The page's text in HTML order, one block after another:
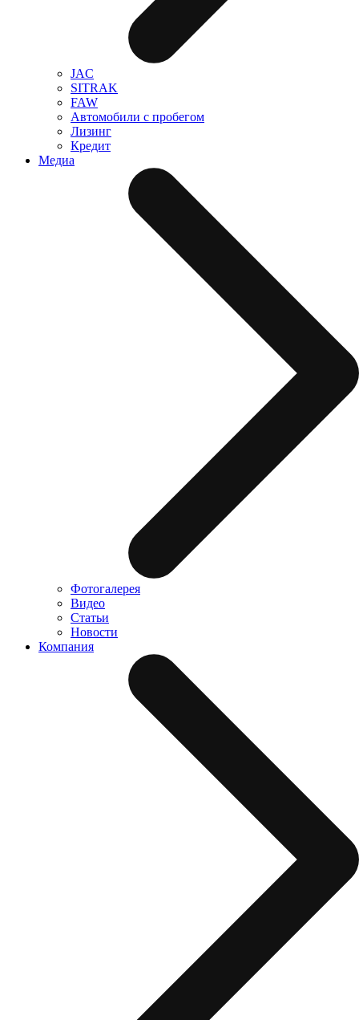
JAC
SITRAK
FAW
Автомобили с пробегом
Лизинг
Кредит
Медиа
Фотогалерея
Видео
Статьи
Новости
Компания